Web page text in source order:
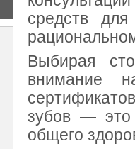
средств
Выбирая
внимание
зубов — это
общего